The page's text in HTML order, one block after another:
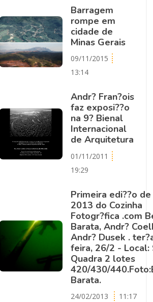
Barragem
rompe em
cidade de
Minas Gerais
09/11/2015
13:14
Andr? Fran?ois
faz exposi??o
na 9? Bienal
Internacional
de Arquitetura
01/11/2011
19:29
Primeira edi??o de
2013 do Cozinha
Fotogr?fica .com
Barata, Andr?
Andr? Dusek .
feira, 26/2 - Local:
Quadra 2 lotes
420/430/
Barata.
24/02/2013 11:17